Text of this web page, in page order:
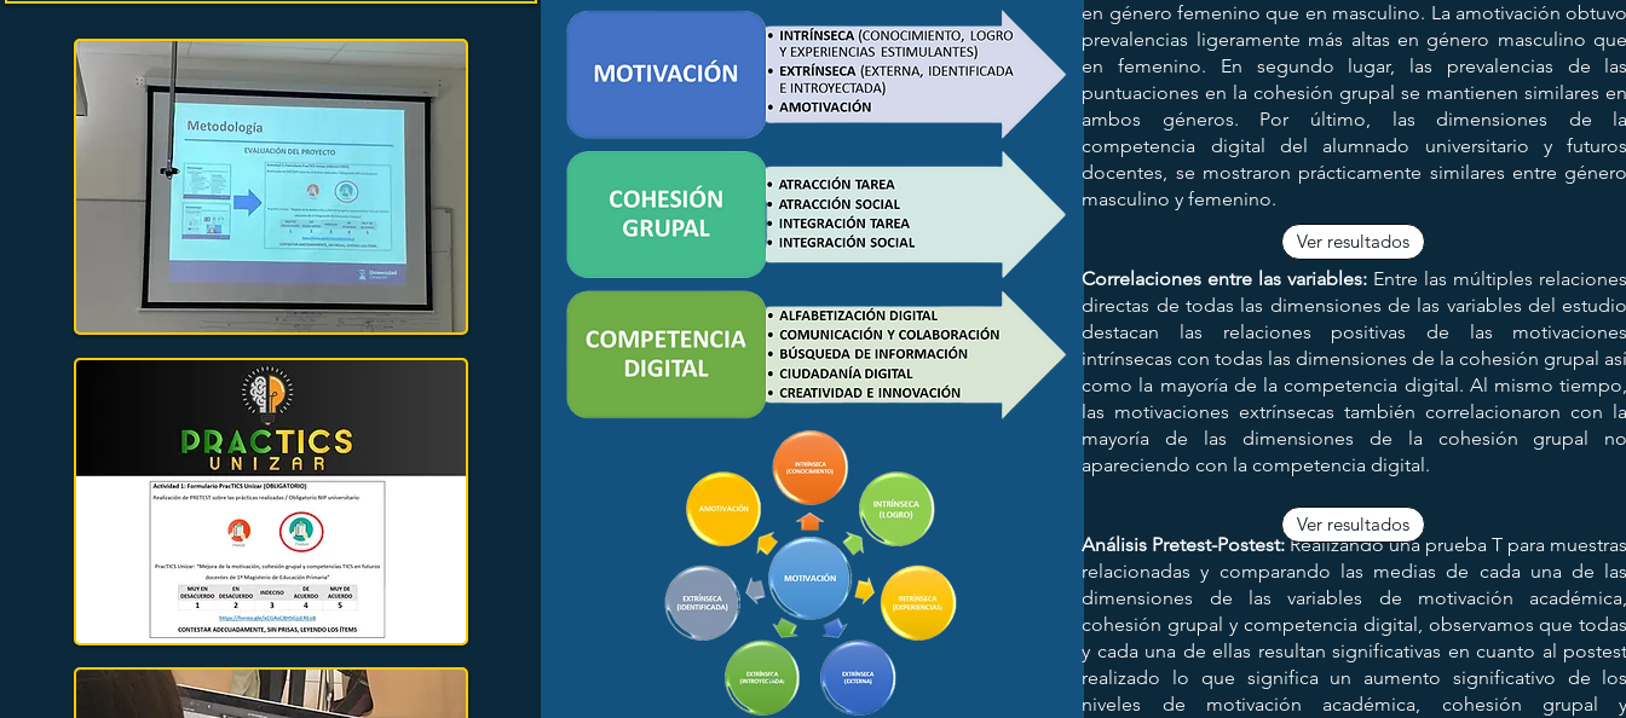
en género femenino que en masculino. La amotivación
prevalencias ligeramente más altas en género masculino
en femenino. En segundo lugar, las prevalencias de
puntuaciones en la cohesión grupal se mantienen similares
ambos géneros. Por último, las dimensiones de
competencia digital del alumnado universitario y
docentes, se mostraron prácticamente similares entre
masculino y femenino.
Correlaciones entre las variables: Entre las múltiples
directas de todas las dimensiones de las variables del
destacan las relaciones positivas de las
intrínsecas con todas las dimensiones de la cohesión grupal
como la mayoría de la competencia digital. Al mismo
las motivaciones extrínsecas también correlacionaron con
mayoría de las dimensiones de la cohesión grupal
apareciendo con la competencia digital.
Análisis Pretest-Postest:Realizando una prueba T para
relacionadas y comparando las medias de cada una de
dimensiones de las variables de motivación
cohesión grupal y competencia digital, observamos que
y cada una de ellas resultan significativas en cuanto al
realizado lo que significa un aumento significativo de
niveles de motivación académica, cohesión grupal
Ver resultados
Ver resultados